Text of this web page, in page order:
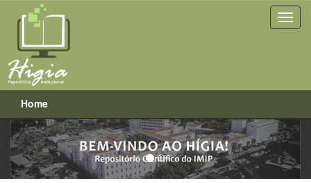
Skip
navigation
Home
Previous Next